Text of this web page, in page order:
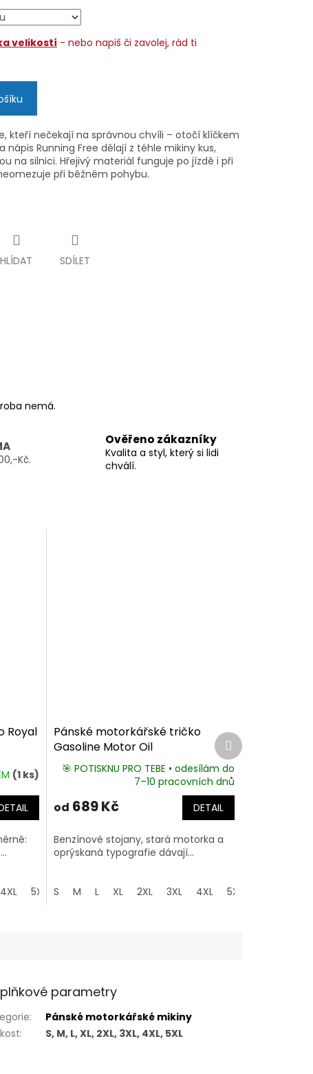
velikostí - nebo napiš či zavolej, rád ti
kteří nečekají na správnou chvíli – otočí klíčkem
nápis Running Free dělají z téhle mikiny kus,
na silnici. Hřejivý materiál funguje po jízdě i při
při běžném pohybu.
HLÍDAT SDÍLET
nemá.
Kč.
Ověřeno zákazníky
Kvalita a styl, který si lidi
chválí.
Royal
(1 ks)
4XL 5XL
Pánské motorkářské tričko
Gasoline Motor Oil
🎯 POTISKNU PRO TEBE • odesílám do
7–10 pracovních dnů
od 689 Kč DETAIL
Benzínové stojany, stará motorka a
oprýskaná typografie dávají...
S M L XL 2XL 3XL 4XL 5XL
Další
produkt
parametry
:
Pánské motorkářské mikiny
: S, M, L, XL, 2XL, 3XL, 4XL, 5XL